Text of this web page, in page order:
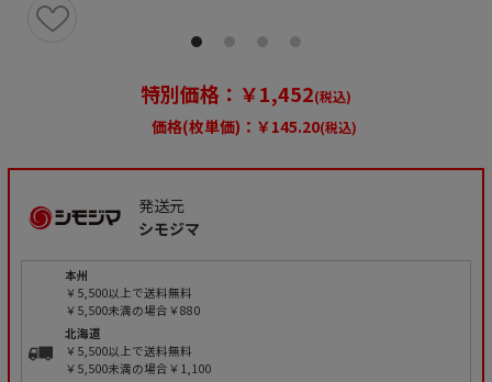
特別価格：￥1,452(税込)
価格(枚単価)： ￥145.20(税込)
発送元
シモジマ
本州
￥5,500以上で送料無料
￥5,500未満の場合￥880
北海道
￥5,500以上で送料無料
￥5,500未満の場合￥1,100